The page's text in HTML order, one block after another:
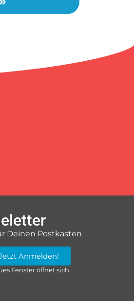
Deinen Postkasten
Anmelden!
Fenster öffnet sich.